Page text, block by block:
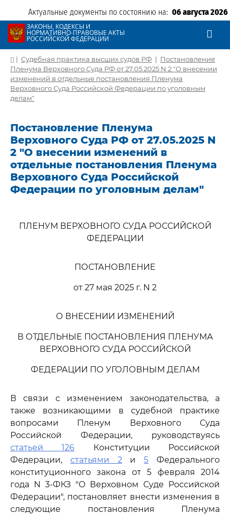
Актуальные документы по состоянию на: 06 августа 2026
ЗАКОНЫ, КОДЕКСЫ И
НОРМАТИВНО-ПРАВОВЫЕ АКТЫ
РОССИЙСКОЙ ФЕДЕРАЦИИ
| Судебная практика высших судов РФ | Постановление
Пленума Верховного Суда РФ от 27.05.2025 N 2 "О внесении
изменений в отдельные постановления Пленума
Верховного Суда Российской Федерации по уголовным
делам"
Постановление Пленума
Верховного Суда РФ от 27.05.2025 N
2 "О внесении изменений в
отдельные постановления Пленума
Верховного Суда Российской
Федерации по уголовным делам"
ПЛЕНУМ ВЕРХОВНОГО СУДА РОССИЙСКОЙ
ФЕДЕРАЦИИ
ПОСТАНОВЛЕНИЕ
от 27 мая 2025 г. N 2
О ВНЕСЕНИИ ИЗМЕНЕНИЙ
В ОТДЕЛЬНЫЕ ПОСТАНОВЛЕНИЯ ПЛЕНУМА
ВЕРХОВНОГО СУДА РОССИЙСКОЙ
ФЕДЕРАЦИИ ПО УГОЛОВНЫМ ДЕЛАМ
В связи с изменением законодательства, а
также возникающими в судебной практике
вопросами Пленум Верховного Суда
Российской Федерации, руководствуясь
статьей 126 Конституции Российской
Федерации, статьями 2и5 Федерального
конституционного закона от 5 февраля 2014
года N 3-ФКЗ "О Верховном Суде Российской
Федерации", постановляет внести изменения в
следующие постановления Пленума